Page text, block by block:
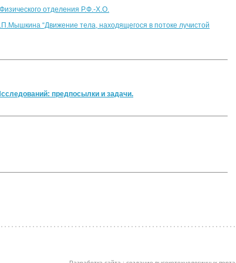
отделения Р.Ф.-Х.О.
“Движение тела, находящегося в потоке лучистой
предпосылки и задачи.